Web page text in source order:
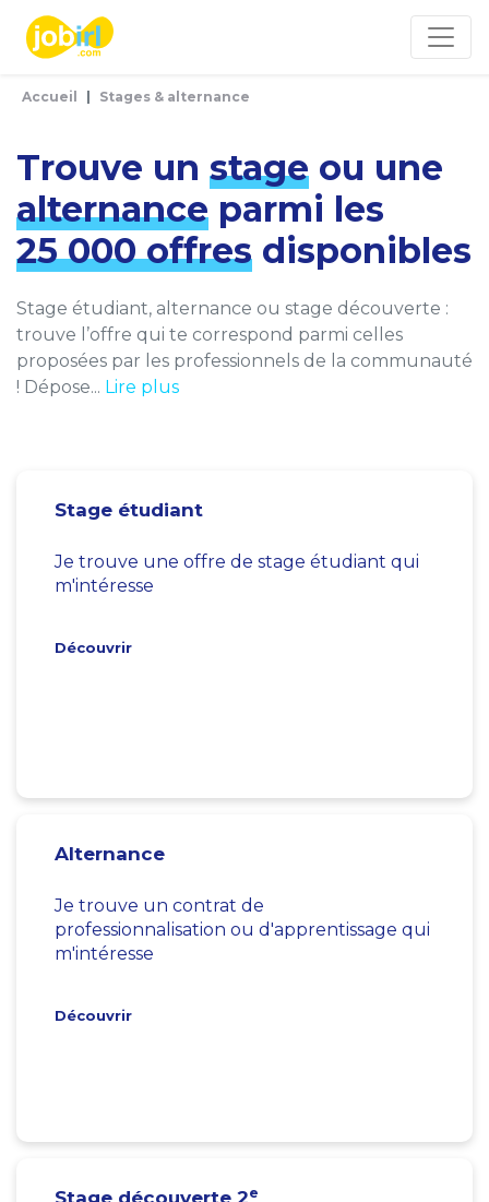
Accueil Stages & alternance
Trouve un stage ou une
alternance parmi les
25 000 offres disponibles
Stage étudiant, alternance ou stage découverte :
trouve l’offre qui te correspond parmi celles
proposées par les professionnels de la communauté
! Dépose... Lire plus
Stage étudiant
Je trouve une offre de stage étudiant qui
m'intéresse
Découvrir
Alternance
Je trouve un contrat de
professionnalisation ou d'apprentissage qui
m'intéresse
Découvrir
Stage découverte 2e
Panneau de gestion des cookies